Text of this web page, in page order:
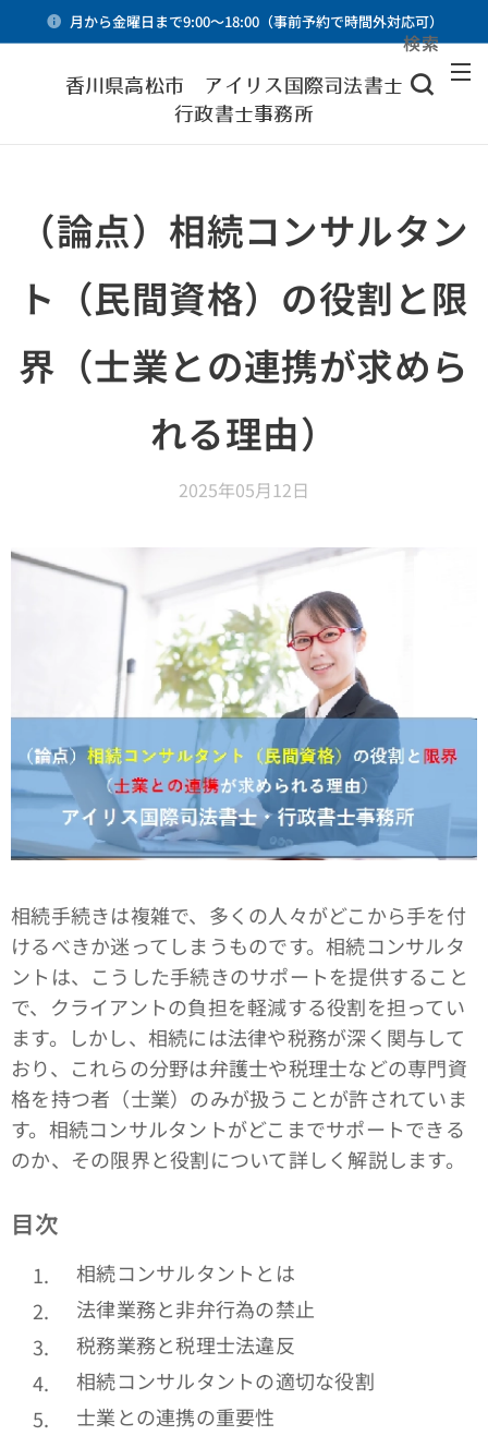
月から金曜日まで9:00～18:00（事前予約で時間外対応可）
香川県高松市 アイリス国際司法書士・
行政書士事務所
検索
（論点）相続コンサルタン
ト（民間資格）の役割と限
界（士業との連携が求めら
れる理由）
2025年05月12日
相続手続きは複雑で、多くの人々がどこから手を付
けるべきか迷ってしまうものです。相続コンサルタ
ントは、こうした手続きのサポートを提供すること
で、クライアントの負担を軽減する役割を担ってい
ます。しかし、相続には法律や税務が深く関与して
おり、これらの分野は弁護士や税理士などの専門資
格を持つ者（士業）のみが扱うことが許されていま
す。相続コンサルタントがどこまでサポートできる
のか、その限界と役割について詳しく解説します。
目次
相続コンサルタントとは
法律業務と非弁行為の禁止
税務業務と税理士法違反
相続コンサルタントの適切な役割
士業との連携の重要性